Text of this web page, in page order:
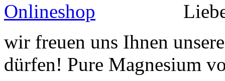
wir freuen uns Ihnen
dürfen! Pure Magnesium